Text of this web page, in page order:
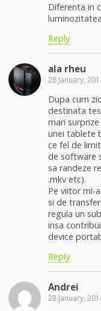
Diferenta in
Reply
ala rheu
28 January,
Dupa cum
destinata
mari
unei tablete
ce fel de
de software
sa randeze
.mkv etc).
Pe viitor mi-
si de
regula un
insa
device
Reply
Andrei
28 January,